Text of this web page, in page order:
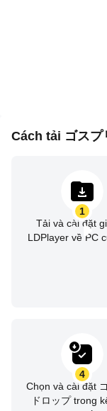
Cách tải ゴスプ
1
Tải và cài đặt
LDPlayer về PC
4
Chọn và cài đặt
ドロップ trong